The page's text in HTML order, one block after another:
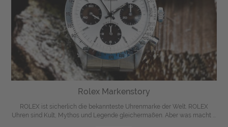
Rolex Markenstory
ROLEX ist sicherlich die bekannteste Uhrenmarke der Welt. ROLEX
Uhren sind Kult, Mythos und Legende gleichermaßen. Aber was macht ...